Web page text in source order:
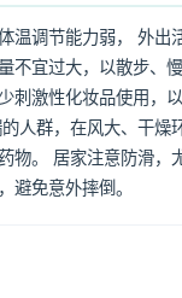
温调节能力弱， 外出
不宜过大，以散步、
刺激性化妆品使用，
人群，在风大、干燥
物。 居家注意防滑，
避免意外摔倒。